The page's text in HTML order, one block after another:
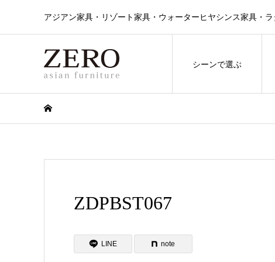
アジアン家具・リゾート家具・ウォーターヒヤシンス家具・
シーンで選ぶ
ZDPBST067
LINE note